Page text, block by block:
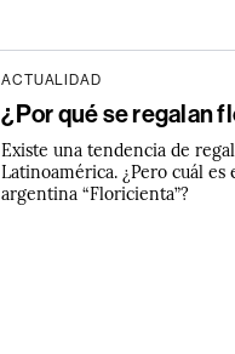
ACTUALIDAD
¿Por qué se regalan
Existe una tendencia de
Latinoamérica. ¿Pero cuál
argentina “Floricienta”?